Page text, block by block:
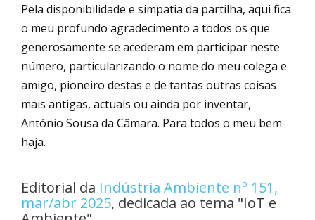
Pela disponibilidade e simpatia da partilha, aqui fica
o meu profundo agradecimento a todos os que
generosamente se acederam em participar neste
número, particularizando o nome do meu colega e
amigo, pioneiro destas e de tantas outras coisas
mais antigas, actuais ou ainda por inventar,
António Sousa da Câmara. Para todos o meu bem-
haja.
Editorial da Indústria Ambiente nº 151,
mar/abr 2025, dedicada ao tema "IoT e